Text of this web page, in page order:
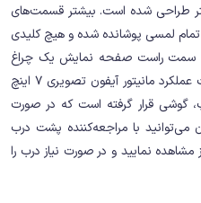
ابعاد 5×16×21 سانتی‌متر طراحی شده است. بیشتر قسمت‌های
با صفحه نمایش 7 اینچی تمام لمسی پوشانده شده و هیچ کلیدی
سمت راست صفحه نمایش یک چراغ
کوچک LED قرار گرفته است که وضعیت عملکرد مانیتور آیفون تصویری 7 اینچ
گوشی قرار گرفته است که در صورت
با مراجعه‌کننده پشت درب
مشاهده نمایید و در صورت نیاز درب را